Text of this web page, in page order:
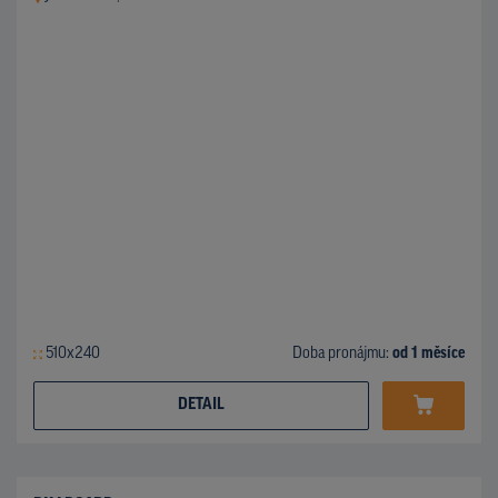
510x240 Doba pronájmu: od 1 měsíce
DETAIL